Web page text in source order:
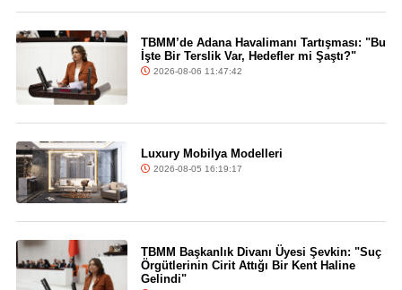
TBMM’de Adana Havalimanı Tartışması: "Bu
İşte Bir Terslik Var, Hedefler mi Şaştı?"
2026-08-06 11:47:42
Luxury Mobilya Modelleri
2026-08-05 16:19:17
TBMM Başkanlık Divanı Üyesi Şevkin: "Suç
Örgütlerinin Cirit Attığı Bir Kent Haline
Gelindi"